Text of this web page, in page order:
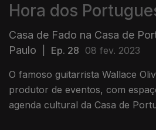
Hora dos
Casa de Fado na Casa de
Paulo
Ep. 28 08 fev. 2023
O famoso guitarrista Wallace
produtor de eventos, com
agenda cultural da Casa de